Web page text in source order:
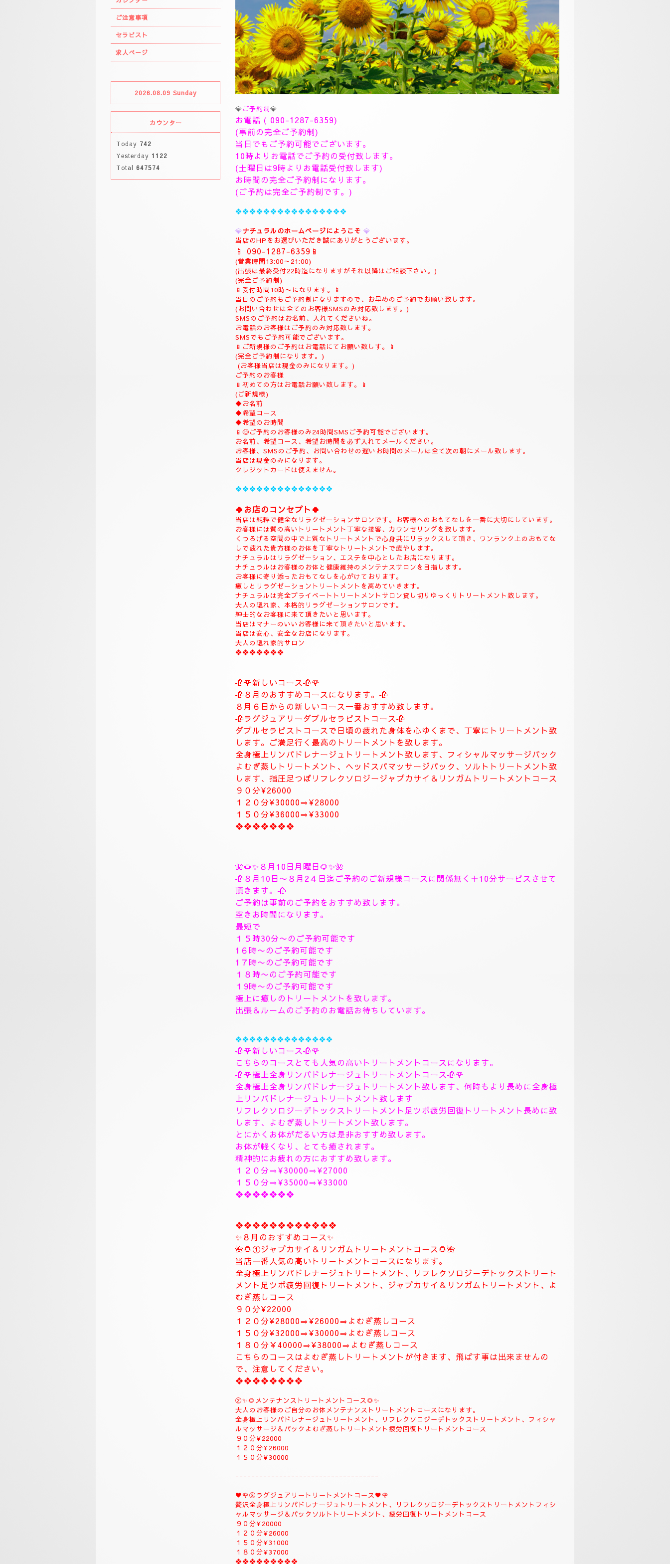
💎ご予約制💎
お電話 (090-1287-6359)
(事前の完全ご予約制)
当日でもご予約可能でございます。
10時よりお電話でご予約の受付致します。
(土曜日は9時よりお電話受付致します)
お時間の完全ご予約制になります。
(ご予約は完全ご予約制です。)
❖❖❖❖❖❖❖❖❖❖❖❖❖❖❖❖
💎ナチュラルのホームページにようこそ 💎
当店のHPをお選びいただき誠にありがとうございます。
📱090-1287-6359 📱
(出張は最終受付22時迄になりますがそれ以降はご相談下さい。)
📱受付時間10時〜になります。📱
当日のご予約もご予約制になりますので、お早めのご予約でお願い致します。
(お問い合わせは全てのお客様SMSのみ対応致します。)
SMSのご予約はお名前、入れてくださいね。
お電話のお客様はご予約のみ対応致します。
SMSでもご予約可能でございます。
📱ご新規様のご予約はお電話にてお願い致しす。📱
(完全ご予約制になります。)
(お客様当店は現金のみになります。)
ご予約のお客様
📱初めての方はお電話お願い致します。📱
(ご新規様)
◆お名前
◆希望コース
◆希望のお時間
📱😊ご予約のお客様のみ24時間SMSご予約可能でございます。
お名前、希望コース、希望お時間を必ず入れてメールください。
クレジットカードは使えません。
❖❖❖❖❖❖❖❖❖❖❖❖❖❖
🍀お店のコンセプト🍀
当店は純粋で健全なリラクゼーションサロンです。お客様へのおもてなしを一番に大切にしています。
お客様には質の高いトリートメント丁寧な接客、カウンセリングを致します。
くつろげる空間の中で上質なトリートメントで心身共にリラックスして頂き、ワンランク上のおもてな
しで疲れた貴方様のお体を丁寧なトリートメントで癒やします。
ナチュラルはリラグゼーション、エステを中心としたお店になります。
ナチュラルはお客様のお体と健康維持のメンテナスサロンを目指します。
お客様に寄り添ったおもてなしを心がけております。
癒しとリラグゼーショントリートメントを高めていきます。
ナチュラルは完全プライベートトリートメントサロン貸し切りゆっくりトリートメント致します。
大人の隠れ家、本格的リラグゼーションサロンです。
紳士的なお客様に来て頂きたいと思います。
❖❖❖❖❖❖❖
🥀🌹新しいコース🥀🌹
🥀８月のおすすめコースになります。🥀
８月６日からの新しいコース一番おすすめ致します。
🥀ラグジュアリーダブルセラピストコース🥀
ダブルセラピストコースで日頃の疲れた身体を心ゆくまで、丁寧にトリートメント致
します。ご満足行く最高のトリートメントを致します。
全身極上リンパドレナージュトリートメント致します、フィシャルマッサージパック
よむぎ蒸しトリートメント、ヘッドスパマッサージパック、ソルトトリートメント致
します、指圧足つぼリフレクソロジージャプカサイ＆リンガムトリートメントコース
９０分¥26000
１２０分¥30000⇒¥28000
❖❖❖❖❖❖❖
🌺🌻✨８月10日月曜日 🌻✨🌺
🥀８月10日〜８月2４日迄ご予約のご新規様コースに関係無く＋10分サービスさせて
頂きます。🥀
ご予約は事前のご予約をおすすめ致します。
空きお時間になります。
最短で
１５時30分〜のご予約可能です
1６時〜のご予約可能です
1７時〜のご予約可能です
１８時〜のご予約可能です
１9時〜のご予約可能です
出張＆ルームのご予約のお電話お待ちしています。
❖❖❖❖❖❖❖❖❖❖❖❖❖❖
🥀🌹新しいコース🥀🌹
こちらのコースとても人気の高いトリートメントコースになります。
🥀🌹極上全身リンパドレナージュトリートメントコース🥀🌹
全身極上全身リンパドレナージュトリートメント致します、何時もより長めに全身極
上リンパドレナージュトリートメント致します
リフレクソロジーデトックストリートメント足ツボ疲労回復トリートメント長めに致
します、よむぎ蒸しトリートメント致します。
とにかくお体がだるい方は是非おすすめ致します。
お体が軽くなり、とても癒されます。
精神的にお疲れの方におすすめ致します。
１２０分⇒¥30000⇒¥27000
１５０分⇒¥35000⇒¥33000
❖❖❖❖❖❖❖
❖❖❖❖❖❖❖❖❖❖❖❖
✨８月のおすすめコース✨
🌺🌻①ジャプカサイ＆リンガムトリートメントコース🌻🌺
当店一番人気の高いトリートメントコースになります。
メント足ツボ疲労回復トリートメント、ジャプカサイ＆リンガムトリートメント、よ
むぎ蒸しコース
９０分¥22000
１２０分¥28000⇒¥26000⇒よむぎ蒸しコース
１５０分¥32000⇒¥30000⇒よむぎ蒸しコース
１８０分￥40000⇒¥38000⇒よむぎ蒸しコース
ご注意事項
セラピスト
求人ページ
2026.08.09 Sunday
カウンター
Today 742
Yesterday 1122
Total 647574